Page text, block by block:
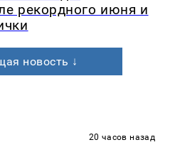
рекордного июня и
новость ↓
20 часов назад